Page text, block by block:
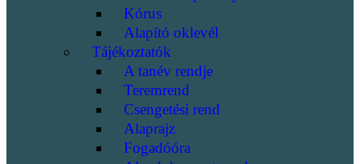
Kórus
Alapító oklevél
Tájékoztatók
A tanév rendje
Teremrend
Csengetési rend
Alaprajz
Fogadóóra